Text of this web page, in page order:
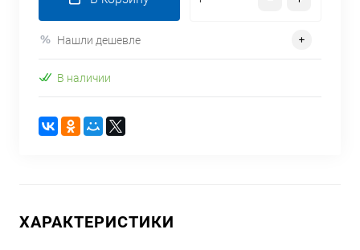
Нашли дешевле
В наличии
ХАРАКТЕРИСТИКИ